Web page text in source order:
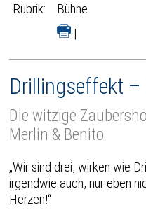
Rubrik:
Bühne
|
Drillingseffekt –
Die witzige
Merlin & Benito
„Wir sind drei, wirken wie
irgendwie auch, nur eben
Herzen!“